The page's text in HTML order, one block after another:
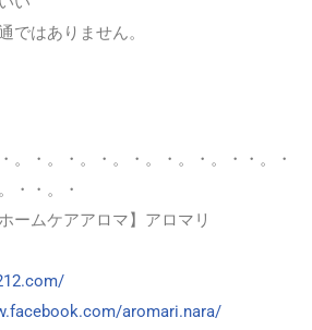
ではありません。
。・。・。・。・。・。・。・・。・
・・。・
ームケアアロマ】アロマリ
aromari.nara/